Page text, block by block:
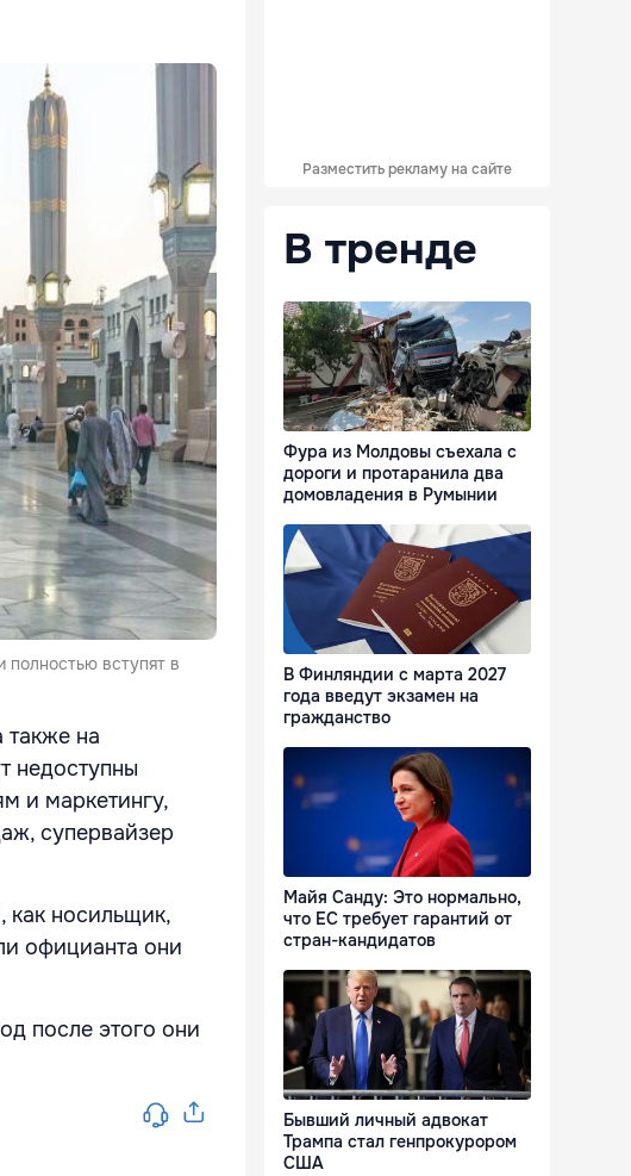
полностью вступят в
также на
недоступны
и маркетингу,
супервайзер
как носильщик,
официанта они
после этого они
Разместить рекламу на сайте
В тренде
Фура из Молдовы съехала с
дороги и протаранила два
домовладения в Румынии
В Финляндии с марта 2027
года введут экзамен на
гражданство
Майя Санду: Это нормально,
что ЕС требует гарантий от
стран-кандидатов
Бывший личный адвокат
Трампа стал генпрокурором
США